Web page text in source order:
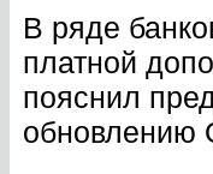
В ряде
платной
пояснил
обновлению